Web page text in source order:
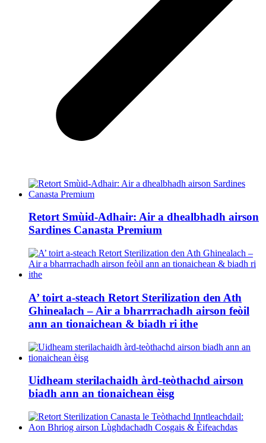
Retort Smùid-Adhair: Air a dhealbhadh airson
Sardines Canasta Premium
A’ toirt a-steach Retort Sterilization den Ath
Ghinealach – Air a bharrrachadh airson feòil
ann an tionaichean & biadh ri ithe
Uidheam sterilachaidh àrd-teòthachd airson
biadh ann an tionaichean èisg